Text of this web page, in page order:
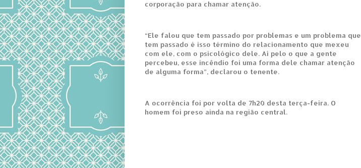
corporação para chamar atenção.
“Ele falou que tem passado por problemas e um problema que
tem passado é isso término do relacionamento que mexeu
com ele, com o psicológico dele. Aí pelo o que a gente
percebeu, esse incêndio foi uma forma dele chamar atenção
de alguma forma”, declarou o tenente.
A ocorrência foi por volta de 7h20 desta terça-feira. O
homem foi preso ainda na região central.